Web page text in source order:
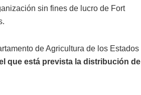
sin fines de lucro de Fort
de Agricultura de los Estados
que está prevista la distribución de